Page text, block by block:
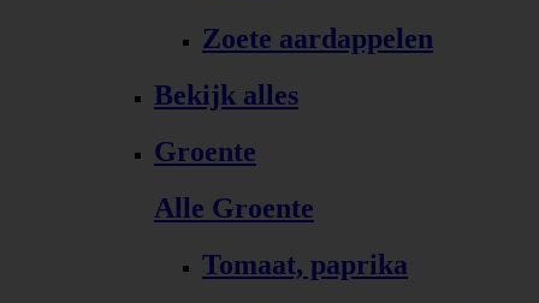
Zoete aardappelen
Bekijk alles
Groente
Alle Groente
Tomaat, paprika